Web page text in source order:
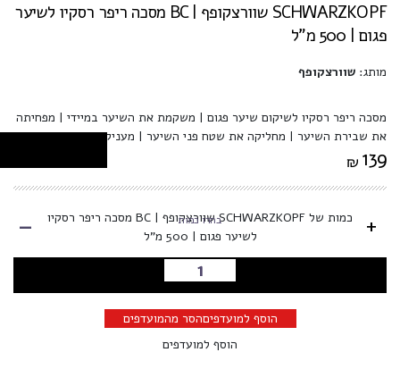
SCHWARZKOPF שוורצקופף | BC מסכה ריפר רסקיו לשיער
פגום | 500 מ”ל
מותג: שוורצקופף
מסכה ריפר רסקיו לשיקום שיער פגום | משקמת את השיער במיידי | מפחיתה
את שבירת השיער | מחליקה את שטח פני השיער | מעניקה ריכוך ארוך טווח
₪ 139
+
כמות של SCHWARZKOPF שוורצקופף | BC מסכה ריפר רסקיו
לשיער פגום | 500 מ”ל
בחרו כמות -
הוספה לסל
הוסף למועדפיםהסר מהמועדפים
הוסף למועדפים